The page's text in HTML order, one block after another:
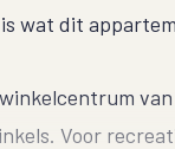
wat dit
Voor